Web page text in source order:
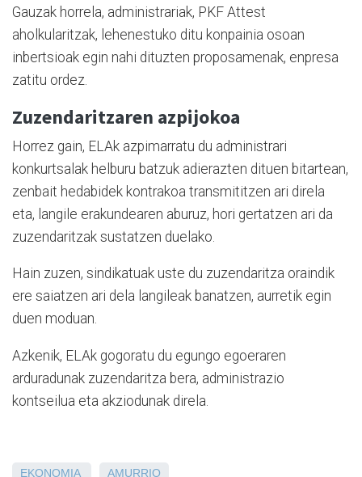
Gauzak horrela, administrariak, PKF Attest
aholkularitzak, lehenestuko ditu konpainia osoan
inbertsioak egin nahi dituzten proposamenak, enpresa
zatitu ordez.
Zuzendaritzaren azpijokoa
Horrez gain, ELAk azpimarratu du administrari
konkurtsalak helburu batzuk adierazten dituen bitartean,
zenbait hedabidek kontrakoa transmititzen ari direla
eta, langile erakundearen aburuz, hori gertatzen ari da
zuzendaritzak sustatzen duelako.
Hain zuzen, sindikatuak uste du zuzendaritza oraindik
ere saiatzen ari dela langileak banatzen, aurretik egin
duen moduan.
Azkenik, ELAk gogoratu du egungo egoeraren
arduradunak zuzendaritza bera, administrazio
kontseilua eta akziodunak direla.
EKONOMIA AMURRIO